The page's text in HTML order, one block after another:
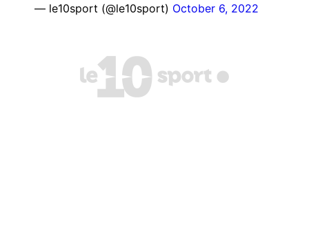
— le10sport (@le10sport) October 6, 2022